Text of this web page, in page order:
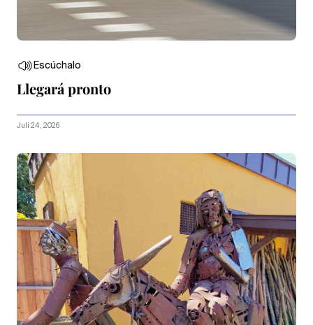
Escúchalo
Llegará pronto
Juli 24, 2026